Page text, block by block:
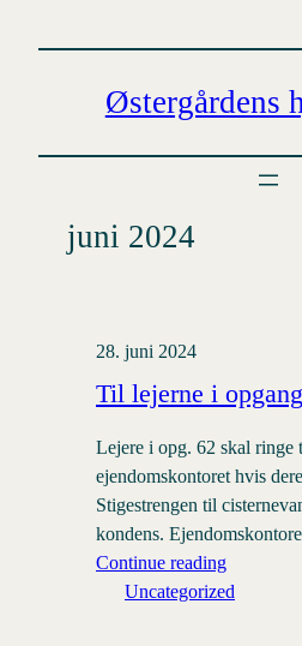
Østergårdens
juni 2024
28. juni 2024
Til lejerne i
Lejere i opg. 62 skal ringe
ejendomskontoret hvis
Stigestrengen til
kondens.
Continue reading
Uncategorized